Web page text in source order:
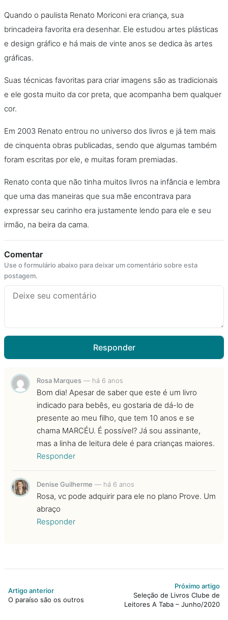
Quando o paulista Renato Moriconi era criança, sua
brincadeira favorita era desenhar. Ele estudou artes plásticas
e design gráfico e há mais de vinte anos se dedica às artes
gráficas.
Suas técnicas favoritas para criar imagens são as tradicionais
e ele gosta muito da cor preta, que acompanha bem qualquer
cor.
Em 2003 Renato entrou no universo dos livros e já tem mais
de cinquenta obras publicadas, sendo que algumas também
foram escritas por ele, e muitas foram premiadas.
Renato conta que não tinha muitos livros na infância e lembra
que uma das maneiras que sua mãe encontrava para
expressar seu carinho era justamente lendo para ele e seu
irmão, na beira da cama.
Comentar
Use o formulário abaixo para deixar um comentário sobre esta
postagem.
Responder
Rosa Marques — há 6 anos
Bom dia! Apesar de saber que este é um livro
indicado para bebês, eu gostaria de dá-lo de
presente ao meu filho, que tem 10 anos e se
chama MARCÉU. É possível? Já sou assinante,
mas a linha de leitura dele é para crianças maiores.
Responder
Denise Guilherme — há 6 anos
Rosa, vc pode adquirir para ele no plano Prove. Um
abraço
Responder
Artigo anterior
O paraíso são os outros
Próximo artigo
Seleção de Livros Clube de
Leitores A Taba – Junho/2020